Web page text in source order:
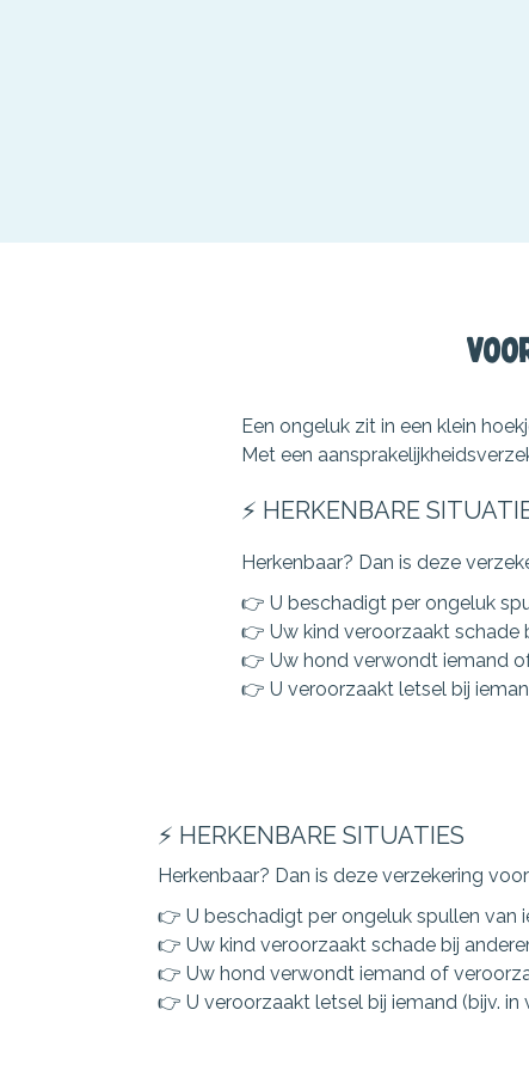
Een ongeluk zit in een klein
Met een
⚡ HERKENBARE
Herkenbaar? Dan is deze
👉 U beschadigt per ongeluk
👉 Uw kind veroorzaakt schade
👉 Uw hond verwondt iemand
👉 U veroorzaakt letsel bij
⚡ HERKENBARE SITUATIES
Herkenbaar? Dan is deze verzekering
👉 U beschadigt per ongeluk spullen van
👉 Uw kind veroorzaakt schade bij
👉 Uw hond verwondt iemand of
👉 U veroorzaakt letsel bij iemand (bijv. in